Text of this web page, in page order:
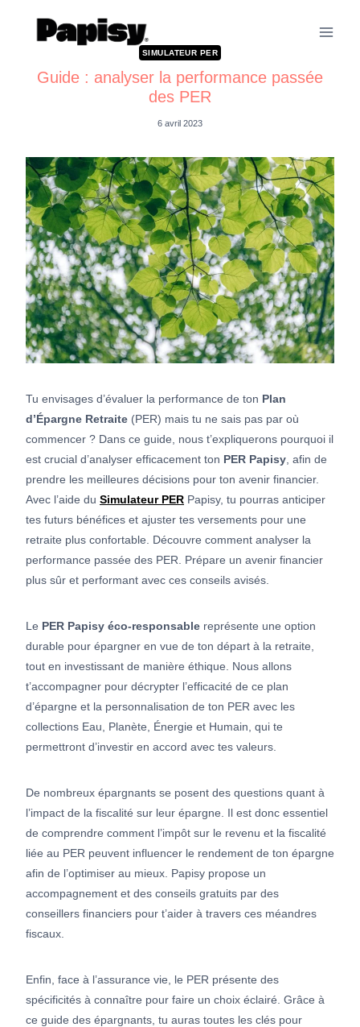
SIMULATEUR PER
Guide : analyser la performance passée
des PER
6 avril 2023
Tu envisages d’évaluer la performance de ton Plan
d’Épargne Retraite (PER) mais tu ne sais pas par où
commencer ? Dans ce guide, nous t’expliquerons pourquoi il
est crucial d’analyser efficacement ton PER Papisy , afin de
prendre les meilleures décisions pour ton avenir financier.
Avec l’aide du Simulateur PER Papisy, tu pourras anticiper
tes futurs bénéfices et ajuster tes versements pour une
retraite plus confortable. Découvre comment analyser la
performance passée des PER. Prépare un avenir financier
plus sûr et performant avec ces conseils avisés.
Le PER Papisy éco-responsable représente une option
durable pour épargner en vue de ton départ à la retraite,
tout en investissant de manière éthique. Nous allons
t’accompagner pour décrypter l’efficacité de ce plan
d’épargne et la personnalisation de ton PER avec les
collections Eau, Planète, Énergie et Humain, qui te
permettront d’investir en accord avec tes valeurs.
De nombreux épargnants se posent des questions quant à
l’impact de la fiscalité sur leur épargne. Il est donc essentiel
de comprendre comment l’impôt sur le revenu et la fiscalité
liée au PER peuvent influencer le rendement de ton épargne
afin de l’optimiser au mieux. Papisy propose un
accompagnement et des conseils gratuits par des
conseillers financiers pour t’aider à travers ces méandres
fiscaux.
Enfin, face à l’assurance vie, le PER présente des
spécificités à connaître pour faire un choix éclairé. Grâce à
ce guide des épargnants, tu auras toutes les clés pour